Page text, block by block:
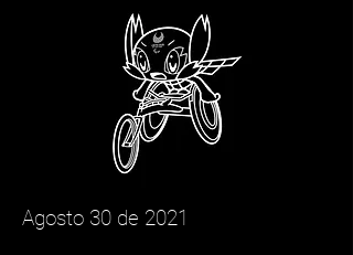
Agosto 30 de 2021